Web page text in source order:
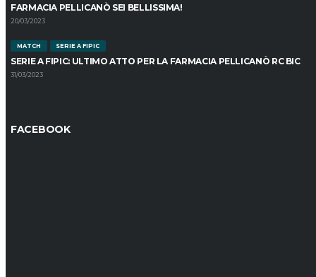
FARMACIA PELLICANÒ SEI BELLISSIMA!
20/03/2023
MATCH SERIE A FIPIC
SERIE A FIPIC: ULTIMO ATTO PER LA FARMACIA PELLICANÒ RC BIC
31/03/2023
FACEBOOK